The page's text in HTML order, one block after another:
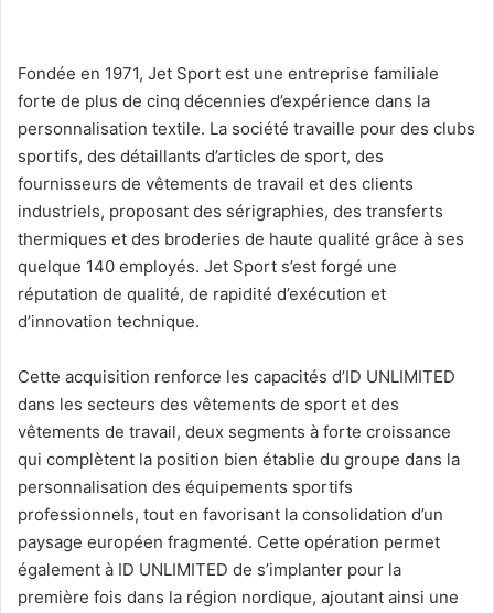
Fondée en 1971, Jet Sport est une entreprise familiale
forte de plus de cinq décennies d’expérience dans la
personnalisation textile. La société travaille pour des clubs
sportifs, des détaillants d’articles de sport, des
fournisseurs de vêtements de travail et des clients
industriels, proposant des sérigraphies, des transferts
thermiques et des broderies de haute qualité grâce à ses
quelque 140 employés. Jet Sport s’est forgé une
réputation de qualité, de rapidité d’exécution et
d’innovation technique.
Cette acquisition renforce les capacités d’ID UNLIMITED
dans les secteurs des vêtements de sport et des
vêtements de travail, deux segments à forte croissance
qui complètent la position bien établie du groupe dans la
personnalisation des équipements sportifs
professionnels, tout en favorisant la consolidation d’un
paysage européen fragmenté. Cette opération permet
également à ID UNLIMITED de s’implanter pour la
première fois dans la région nordique, ajoutant ainsi une